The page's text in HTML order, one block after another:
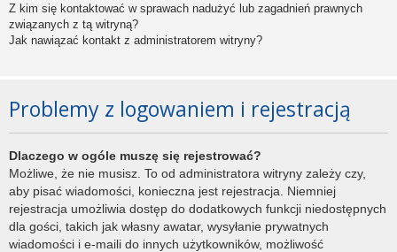
Z kim się kontaktować w sprawach nadużyć lub zagadnień prawnych
związanych z tą witryną?
Jak nawiązać kontakt z administratorem witryny?
Problemy z logowaniem i rejestracją
Dlaczego w ogóle muszę się rejestrować?
Możliwe, że nie musisz. To od administratora witryny zależy czy,
aby pisać wiadomości, konieczna jest rejestracja. Niemniej
rejestracja umożliwia dostęp do dodatkowych funkcji niedostępnych
dla gości, takich jak własny awatar, wysyłanie prywatnych
wiadomości i e-maili do innych użytkowników, możliwość